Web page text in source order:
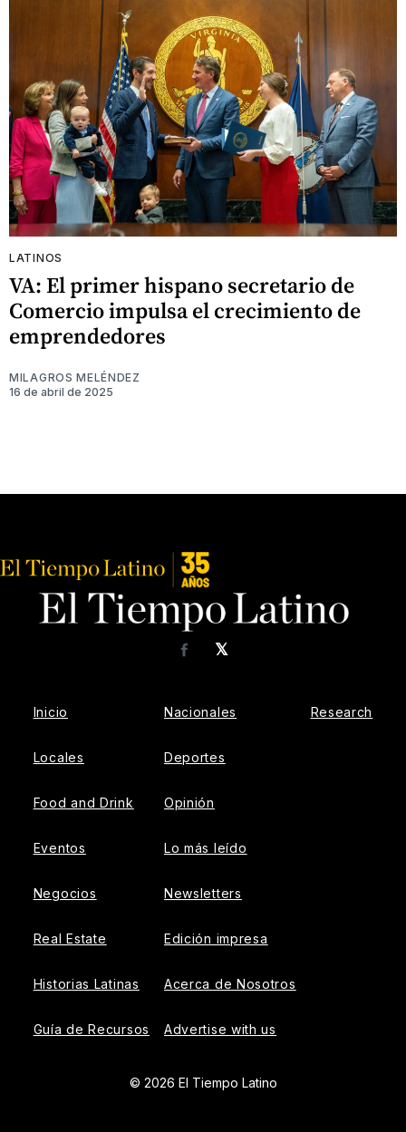
LATINOS
VA: El primer hispano secretario de
Comercio impulsa el crecimiento de
emprendedores
MILAGROS MELÉNDEZ
16 de abril de 2025
𝕏
Facebook
Inicio
Locales
Food and Drink
Eventos
Negocios
Real Estate
Historias Latinas
Guía de Recursos
Nacionales
Deportes
Opinión
Lo más leído
Newsletters
Edición impresa
Acerca de Nosotros
Advertise with us
Research
© 2026 El Tiempo Latino